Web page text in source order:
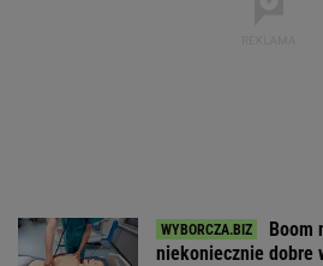
Boom
niekoniecznie dobre